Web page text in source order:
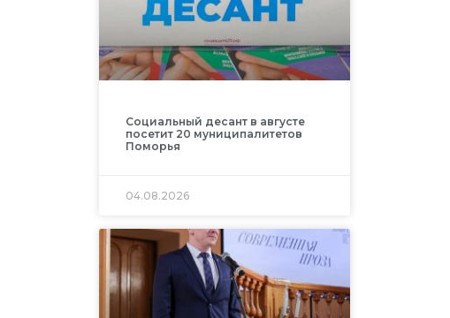
Социальный десант в августе
посетит 20 муниципалитетов
Поморья
04.08.2026